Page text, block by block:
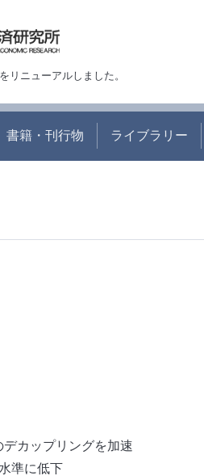
リニューアルしました。
書籍・刊行物 ライブラリー
カップリングを加速
準に低下